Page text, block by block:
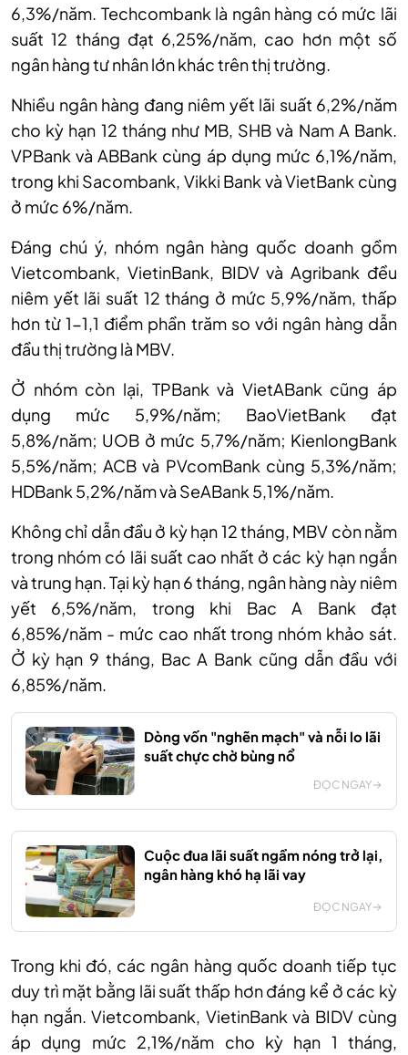
6,3%/năm. Techcombank là ngân hàng có mức lãi
suất 12 tháng đạt 6,25%/năm, cao hơn một số
ngân hàng tư nhân lớn khác trên thị trường.
Nhiều ngân hàng đang niêm yết lãi suất 6,2%/năm
cho kỳ hạn 12 tháng như MB, SHB và Nam A Bank.
VPBank và ABBank cùng áp dụng mức 6,1%/năm,
trong khi Sacombank, Vikki Bank và VietBank cùng
ở mức 6%/năm.
Đáng chú ý, nhóm ngân hàng quốc doanh gồm
Vietcombank, VietinBank, BIDV và Agribank đều
niêm yết lãi suất 12 tháng ở mức 5,9%/năm, thấp
hơn từ 1-1,1 điểm phần trăm so với ngân hàng dẫn
đầu thị trường là MBV.
Ở nhóm còn lại, TPBank và VietABank cũng áp
dụng mức 5,9%/năm; BaoVietBank đạt
5,8%/năm; UOB ở mức 5,7%/năm; KienlongBank
5,5%/năm; ACB và PVcomBank cùng 5,3%/năm;
HDBank 5,2%/năm và SeABank 5,1%/năm.
Không chỉ dẫn đầu ở kỳ hạn 12 tháng, MBV còn nằm
trong nhóm có lãi suất cao nhất ở các kỳ hạn ngắn
và trung hạn. Tại kỳ hạn 6 tháng, ngân hàng này niêm
yết 6,5%/năm, trong khi Bac A Bank đạt
6,85%/năm - mức cao nhất trong nhóm khảo sát.
Ở kỳ hạn 9 tháng, Bac A Bank cũng dẫn đầu với
6,85%/năm.
Dòng vốn "nghẽn mạch" và nỗi lo lãi
suất chực chờ bùng nổ
ĐỌC NGAY
Cuộc đua lãi suất ngầm nóng trở lại,
ngân hàng khó hạ lãi vay
ĐỌC NGAY
Trong khi đó, các ngân hàng quốc doanh tiếp tục
duy trì mặt bằng lãi suất thấp hơn đáng kể ở các kỳ
hạn ngắn. Vietcombank, VietinBank và BIDV cùng
áp dụng mức 2,1%/năm cho kỳ hạn 1 tháng,